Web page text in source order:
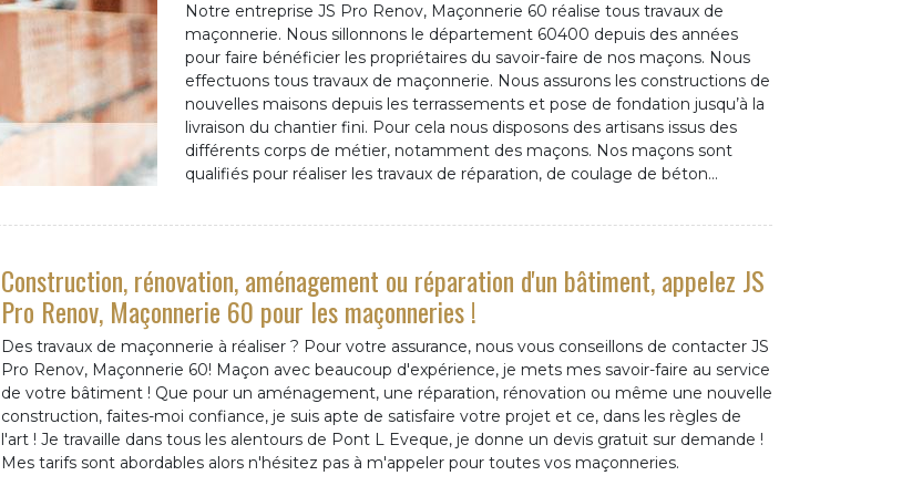
Notre entreprise JS Pro Renov, Maçonnerie 60 réalise tous travaux de
maçonnerie. Nous sillonnons le département 60400 depuis des années
pour faire bénéficier les propriétaires du savoir-faire de nos maçons. Nous
effectuons tous travaux de maçonnerie. Nous assurons les constructions de
nouvelles maisons depuis les terrassements et pose de fondation jusqu’à la
livraison du chantier fini. Pour cela nous disposons des artisans issus des
différents corps de métier, notamment des maçons. Nos maçons sont
qualifiés pour réaliser les travaux de réparation, de coulage de béton…
Construction, rénovation, aménagement ou réparation d'un bâtiment, appelez JS
Pro Renov, Maçonnerie 60 pour les maçonneries !
Des travaux de maçonnerie à réaliser ? Pour votre assurance, nous vous conseillons de contacter JS
Pro Renov, Maçonnerie 60! Maçon avec beaucoup d'expérience, je mets mes savoir-faire au service
de votre bâtiment ! Que pour un aménagement, une réparation, rénovation ou même une nouvelle
construction, faites-moi confiance, je suis apte de satisfaire votre projet et ce, dans les règles de
l'art ! Je travaille dans tous les alentours de Pont L Eveque, je donne un devis gratuit sur demande !
Mes tarifs sont abordables alors n'hésitez pas à m'appeler pour toutes vos maçonneries.